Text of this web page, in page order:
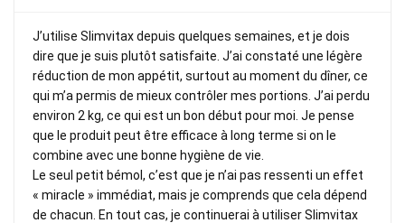
J’utilise Slimvitax depuis quelques semaines, et je dois
dire que je suis plutôt satisfaite. J’ai constaté une légère
réduction de mon appétit, surtout au moment du dîner, ce
qui m’a permis de mieux contrôler mes portions. J’ai perdu
environ 2 kg, ce qui est un bon début pour moi. Je pense
que le produit peut être efficace à long terme si on le
combine avec une bonne hygiène de vie.
Le seul petit bémol, c’est que je n’ai pas ressenti un effet
« miracle » immédiat, mais je comprends que cela dépend
de chacun. En tout cas, je continuerai à utiliser Slimvitax